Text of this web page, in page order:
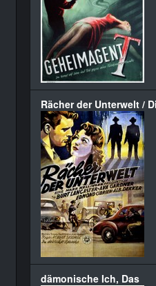
Rächer der Unterwelt /
dämonische Ich, Das